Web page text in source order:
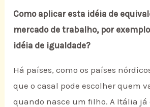
Como aplicar esta idéia de
mercado de trabalho, por
idéia de igualdade?
Há países, como os países
que o casal pode escolher quem
quando nasce um filho. A Itália